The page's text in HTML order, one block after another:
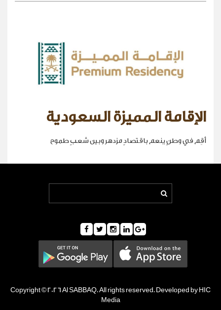
الإقامة المميزة السعودية
أقِم في وطنٍ ينعم باقتصادٍ مزدهر وبين شعبٍ طموح
Copyright © 2026 Al SABBAQ. All rights reserved. Developed by HIC
Media